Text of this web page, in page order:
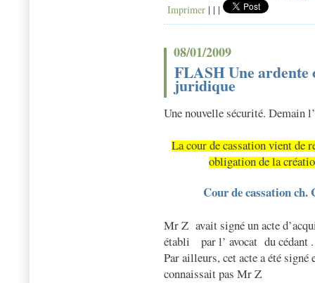
Imprimer | | |
08/01/2009
FLASH Une ardente
juridique
Une nouvelle sécurité. Demain
La cour de cassation vient de
obligation de la
Cour de cassation ch.
Mr Z avait signé un acte
établi
par l’ avocat du cédant .
Par ailleurs, cet acte a été signé
connaissait pas Mr Z